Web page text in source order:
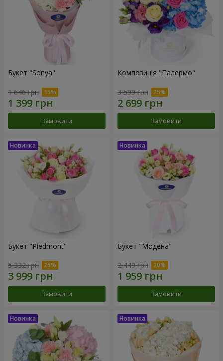
Букет "Sonya"
1 646 грн
Замовити
Композиція "Палермо"
3 599 грн
Замовити
Букет "Piedmont"
5 332 грн
Замовити
Букет "Модена"
2 449 грн
Замовити